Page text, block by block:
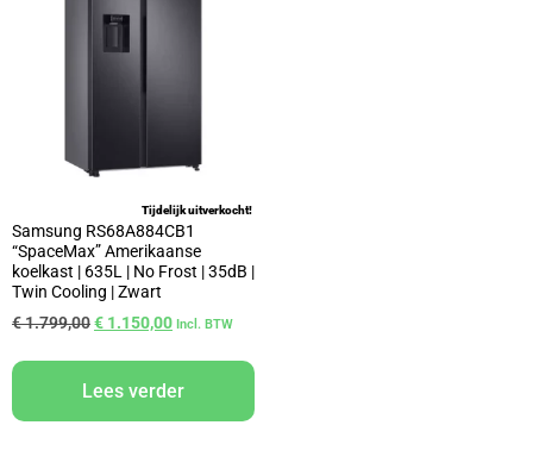
Tijdelijk uitverkocht!
Samsung RS68A884CB1
“SpaceMax” Amerikaanse
koelkast | 635L | No Frost | 35dB |
Twin Cooling | Zwart
€1.799,00€ 1.150,00 Incl. BTW
Lees verder